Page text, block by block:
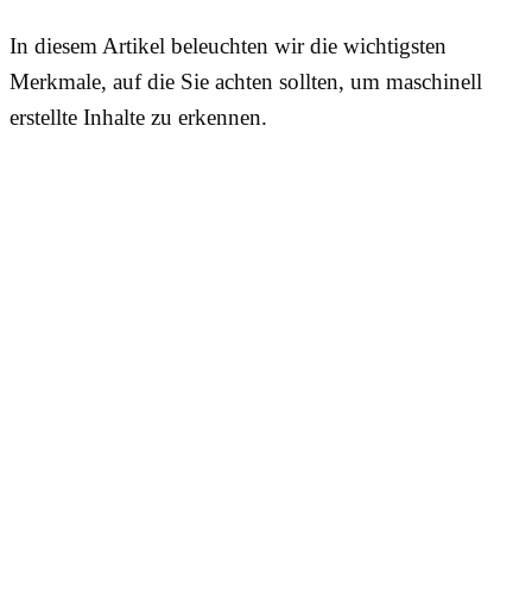
In diesem Artikel beleuchten wir die wichtigsten
Merkmale, auf die Sie achten sollten, um maschinell
erstellte Inhalte zu erkennen.